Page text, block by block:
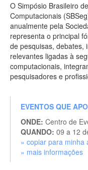
O Simpósio Brasileiro
Computacionais
anualmente pela
representa o principal
de pesquisas, debates,
relevantes ligadas à
computacionais,
pesquisadores e
EVENTOS QUE
ONDE: Centro de
QUANDO: 09 a 12
» copiar para minha
» mais informações